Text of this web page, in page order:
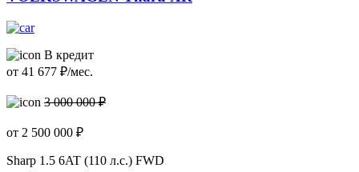
В кредит
от 41 677 ₽/мес.
3 000 000 ₽
от 2 500 000 ₽
Sharp 1.5 6AT (110 л.с.) FWD